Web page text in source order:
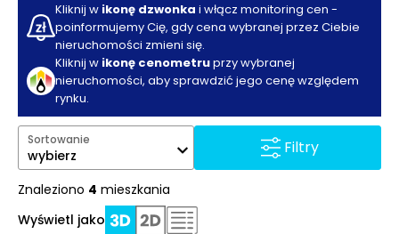
Kliknij w ikonę dzwonka i włącz monitoring cen -
poinformujemy Cię, gdy cena wybranej przez Ciebie
nieruchomości zmieni się.
Kliknij w ikonę cenometruprzy wybranej
nieruchomości, aby sprawdzić jego cenę względem
rynku.
Filtry
Sortowanie
wybierz
Znaleziono 4 mieszkania
Wyświetl jako